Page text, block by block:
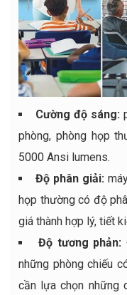
Cường độ sáng:
phòng, phòng họp
5000 Ansi lumens.
Độ phân giải:
họp thường có độ
giá thành hợp lý, tiết
Độ tương phản:
những phòng chiếu
cần lựa chọn những